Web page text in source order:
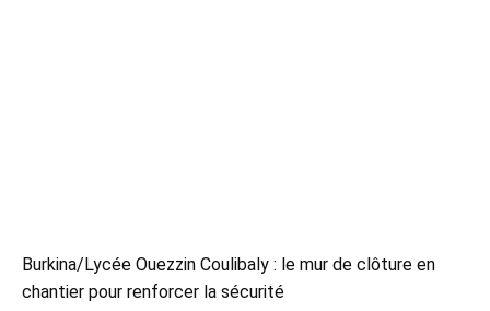
Burkina/Lycée Ouezzin Coulibaly : le mur de clôture en
chantier pour renforcer la sécurité